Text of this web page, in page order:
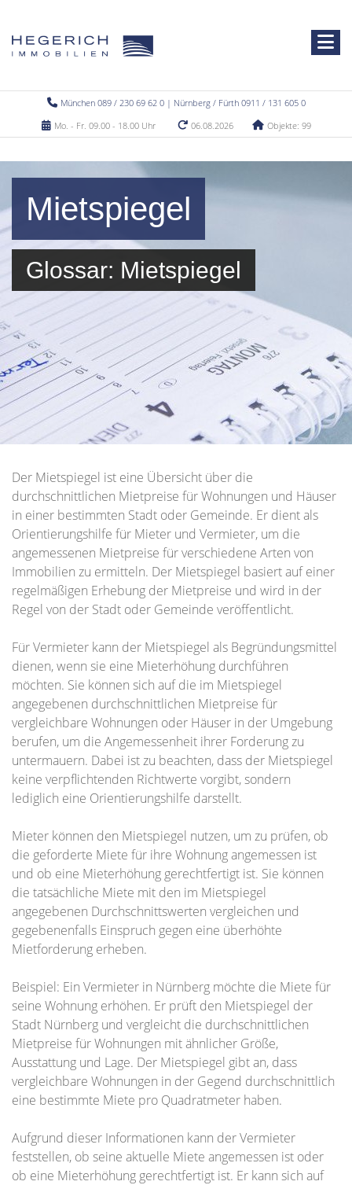
München 089 / 230 69 62 0 | Nürnberg / Fürth 0911 / 131 605 0
Mo. - Fr. 09.00 - 18.00 Uhr
06.08.2026 Objekte: 99
Mietspiegel
Glossar: Mietspiegel
Der Mietspiegel ist eine Übersicht über die
durchschnittlichen Mietpreise für Wohnungen und Häuser
in einer bestimmten Stadt oder Gemeinde. Er dient als
Orientierungshilfe für Mieter und Vermieter, um die
angemessenen Mietpreise für verschiedene Arten von
Immobilien zu ermitteln. Der Mietspiegel basiert auf einer
regelmäßigen Erhebung der Mietpreise und wird in der
Regel von der Stadt oder Gemeinde veröffentlicht.
Für Vermieter kann der Mietspiegel als Begründungsmittel
dienen, wenn sie eine Mieterhöhung durchführen
möchten. Sie können sich auf die im Mietspiegel
angegebenen durchschnittlichen Mietpreise für
vergleichbare Wohnungen oder Häuser in der Umgebung
berufen, um die Angemessenheit ihrer Forderung zu
untermauern. Dabei ist zu beachten, dass der Mietspiegel
keine verpflichtenden Richtwerte vorgibt, sondern
lediglich eine Orientierungshilfe darstellt.
Mieter können den Mietspiegel nutzen, um zu prüfen, ob
die geforderte Miete für ihre Wohnung angemessen ist
und ob eine Mieterhöhung gerechtfertigt ist. Sie können
die tatsächliche Miete mit den im Mietspiegel
angegebenen Durchschnittswerten vergleichen und
gegebenenfalls Einspruch gegen eine überhöhte
Mietforderung erheben.
Beispiel: Ein Vermieter in Nürnberg möchte die Miete für
seine Wohnung erhöhen. Er prüft den Mietspiegel der
Stadt Nürnberg und vergleicht die durchschnittlichen
Mietpreise für Wohnungen mit ähnlicher Größe,
Ausstattung und Lage. Der Mietspiegel gibt an, dass
vergleichbare Wohnungen in der Gegend durchschnittlich
eine bestimmte Miete pro Quadratmeter haben.
Aufgrund dieser Informationen kann der Vermieter
feststellen, ob seine aktuelle Miete angemessen ist oder
ob eine Mieterhöhung gerechtfertigt ist. Er kann sich auf